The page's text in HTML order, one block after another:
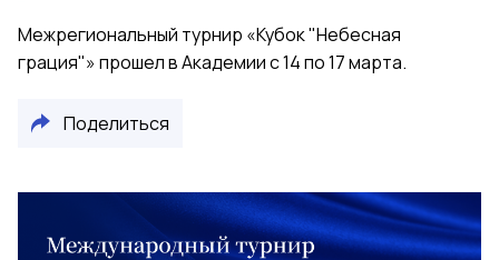
Межрегиональный турнир «Кубок "Небесная
грация"» прошел в Академии с 14 по 17 марта.
Поделиться